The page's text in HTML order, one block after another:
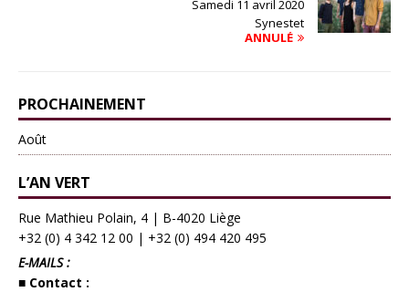
Samedi 11 avril 2020
Synestet
ANNULÉ
PROCHAINEMENT
Août
L’AN VERT
Rue Mathieu Polain, 4 | B-4020 Liège
+32 (0) 4 342 12 00 | +32 (0) 494 420 495
E-MAILS :
■ Contact :